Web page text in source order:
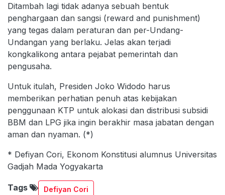
Ditambah lagi tidak adanya sebuah bentuk
penghargaan dan sangsi (reward and punishment)
yang tegas dalam peraturan dan per-Undang-
Undangan yang berlaku. Jelas akan terjadi
kongkalikong antara pejabat pemerintah dan
pengusaha.
Untuk itulah, Presiden Joko Widodo harus
memberikan perhatian penuh atas kebijakan
penggunaan KTP untuk alokasi dan distribusi subsidi
BBM dan LPG jika ingin berakhir masa jabatan dengan
aman dan nyaman. (*)
* Defiyan Cori, Ekonom Konstitusi alumnus Universitas
Gadjah Mada Yogyakarta
Tags Defiyan Cori